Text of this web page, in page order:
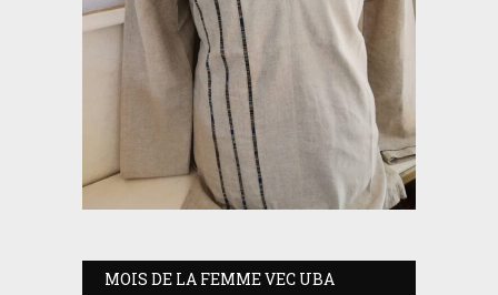
MOIS DE LA FEMME VEC UBA